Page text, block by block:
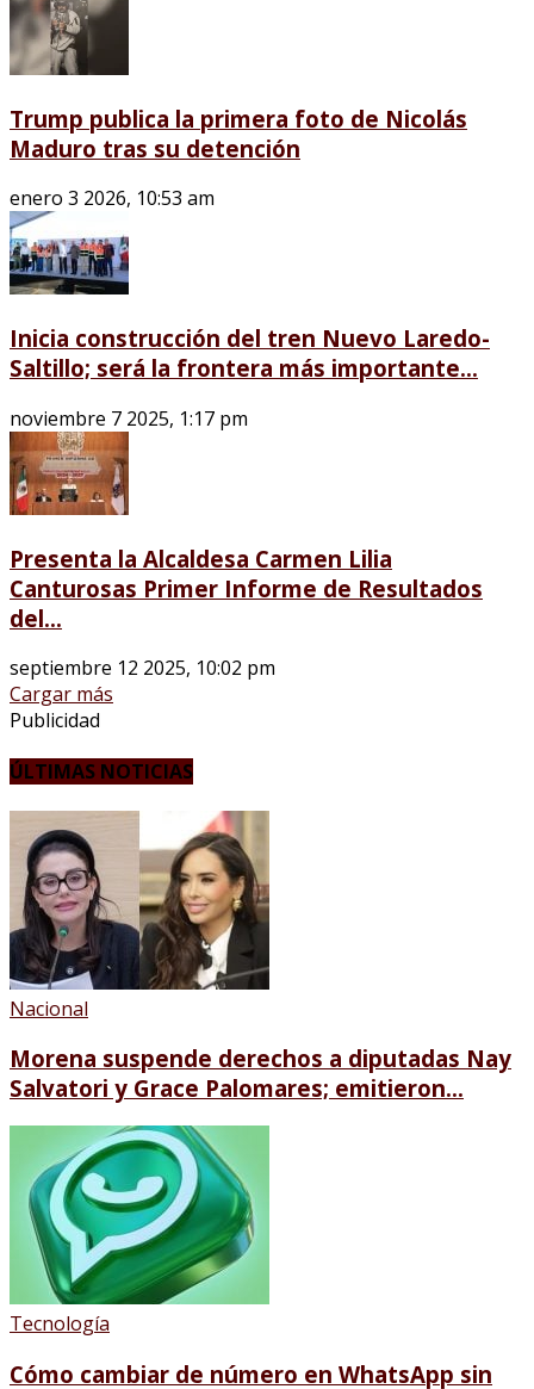
Trump publica la primera foto de Nicolás
Maduro tras su detención
enero 3 2026, 10:53 am
Inicia construcción del tren Nuevo Laredo-
Saltillo; será la frontera más importante...
noviembre 7 2025, 1:17 pm
Presenta la Alcaldesa Carmen Lilia
Canturosas Primer Informe de Resultados
del...
septiembre 12 2025, 10:02 pm
Cargar más
Publicidad
ÚLTIMAS NOTICIAS
Nacional
Morena suspende derechos a diputadas Nay
Salvatori y Grace Palomares; emitieron...
Tecnología
Cómo cambiar de número en WhatsApp sin